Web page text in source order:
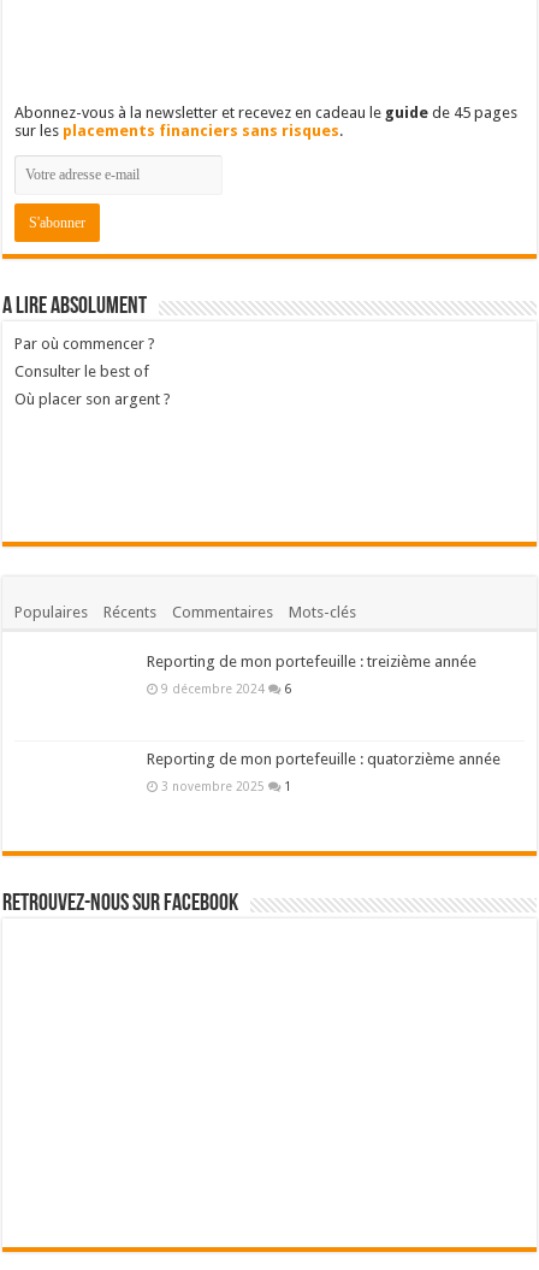
Abonnez-vous à la newsletter et recevez en cadeau le guide de 45 pages
sur les placements financiers sans risques.
A lire absolument
Par où commencer ?
Consulter le best of
Où placer son argent ?
Populaires Récents Commentaires Mots-clés
Reporting de mon portefeuille : treizième année
9 décembre 2024 6
Reporting de mon portefeuille : quatorzième année
3 novembre 2025 1
Retrouvez-nous sur Facebook